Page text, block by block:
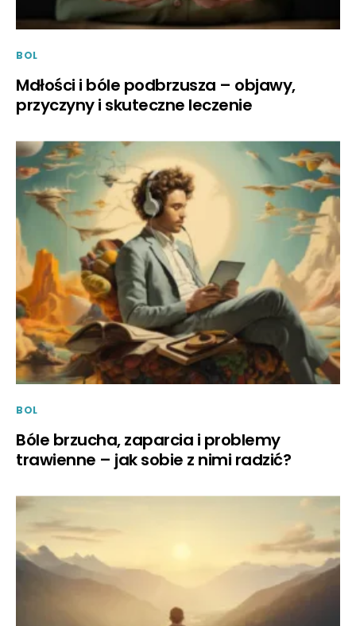
BOL
Mdłości i bóle podbrzusza – objawy,
przyczyny i skuteczne leczenie
BOL
Bóle brzucha, zaparcia i problemy
trawienne – jak sobie z nimi radzić?